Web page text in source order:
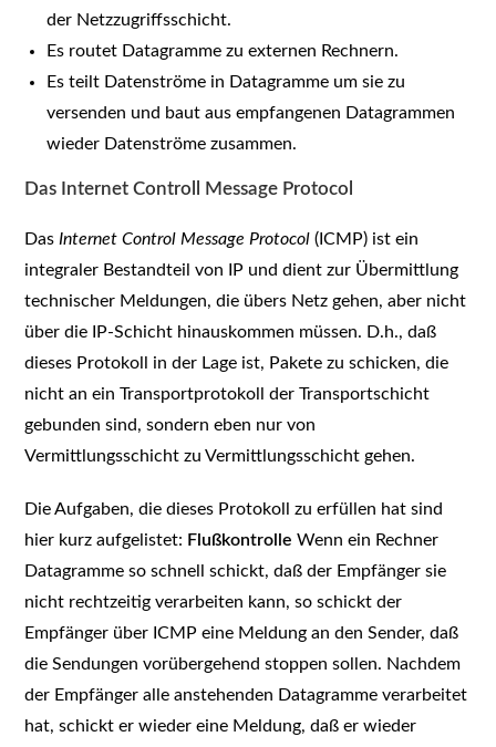
der Netzzugriffsschicht.
Es routet Datagramme zu externen Rechnern.
Es teilt Datenströme in Datagramme um sie zu
versenden und baut aus empfangenen Datagrammen
wieder Datenströme zusammen.
Das Internet Controll Message Protocol
Das Internet Control Message Protocol (ICMP) ist ein
integraler Bestandteil von IP und dient zur Übermittlung
technischer Meldungen, die übers Netz gehen, aber nicht
über die IP-Schicht hinauskommen müssen. D.h., daß
dieses Protokoll in der Lage ist, Pakete zu schicken, die
nicht an ein Transportprotokoll der Transportschicht
gebunden sind, sondern eben nur von
Vermittlungsschicht zu Vermittlungsschicht gehen.
Die Aufgaben, die dieses Protokoll zu erfüllen hat sind
hier kurz aufgelistet: Flußkontrolle Wenn ein Rechner
Datagramme so schnell schickt, daß der Empfänger sie
nicht rechtzeitig verarbeiten kann, so schickt der
Empfänger über ICMP eine Meldung an den Sender, daß
die Sendungen vorübergehend stoppen sollen. Nachdem
der Empfänger alle anstehenden Datagramme verarbeitet
hat, schickt er wieder eine Meldung, daß er wieder